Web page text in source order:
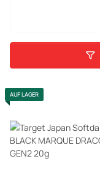
AUF LAGER